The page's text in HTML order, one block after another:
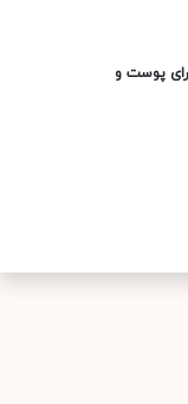
پوست و